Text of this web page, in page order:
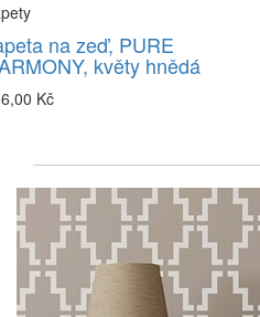
na zeď, PURE
květy hnědá
Kč